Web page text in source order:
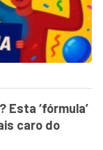
Esta ‘fórmula’
caro do